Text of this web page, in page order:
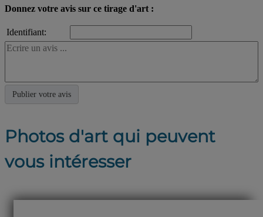
Donnez votre avis sur ce tirage d'art :
Identifiant:
Photos d'art qui peuvent
vous intéresser